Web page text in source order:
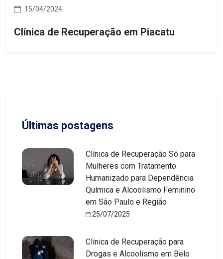
15/04/2024
Clínica de Recuperação em Piacatu
Últimas postagens
Clínica de Recuperação Só para
Mulheres com Tratamento
Humanizado para Dependência
Química e Alcoolismo Feminino
em São Paulo e Região
25/07/2025
Clínica de Recuperação para
Drogas e Alcoolismo em Belo